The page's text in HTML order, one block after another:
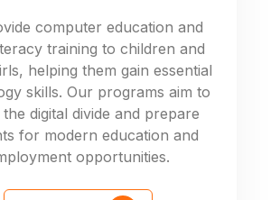
computer education and
training to children and
helping them gain essential
skills. Our programs aim to
the digital divide and prepare
for modern education and
opportunities.